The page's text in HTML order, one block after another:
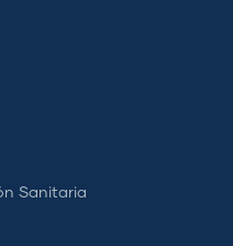
Sanitaria